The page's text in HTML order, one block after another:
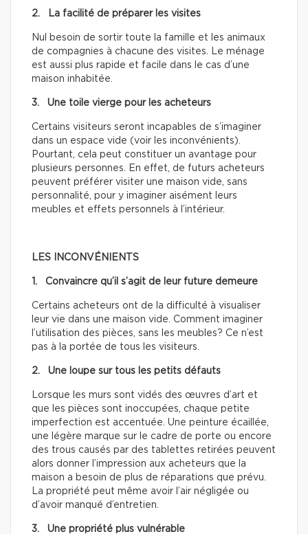
2. La facilité de préparer les visites
Nul besoin de sortir toute la famille et les animaux
de compagnies à chacune des visites. Le ménage
est aussi plus rapide et facile dans le cas d’une
maison inhabitée.
3. Une toile vierge pour les acheteurs
Certains visiteurs seront incapables de s’imaginer
dans un espace vide (voir les inconvénients).
Pourtant, cela peut constituer un avantage pour
plusieurs personnes. En effet, de futurs acheteurs
peuvent préférer visiter une maison vide, sans
personnalité, pour y imaginer aisément leurs
meubles et effets personnels à l’intérieur.
LES INCONVÉNIENTS
1. Convaincre qu’il s’agit de leur future demeure
Certains acheteurs ont de la difficulté à visualiser
leur vie dans une maison vide. Comment imaginer
l’utilisation des pièces, sans les meubles? Ce n’est
pas à la portée de tous les visiteurs.
2. Une loupe sur tous les petits défauts
Lorsque les murs sont vidés des œuvres d’art et
que les pièces sont inoccupées, chaque petite
imperfection est accentuée. Une peinture écaillée,
une légère marque sur le cadre de porte ou encore
des trous causés par des tablettes retirées peuvent
alors donner l’impression aux acheteurs que la
maison a besoin de plus de réparations que prévu.
La propriété peut même avoir l’air négligée ou
d’avoir manqué d’entretien.
3. Une propriété plus vulnérable